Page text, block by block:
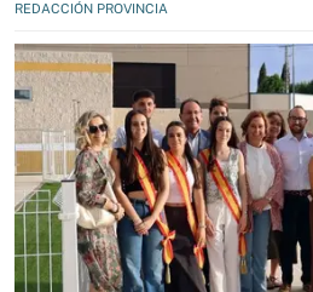
REDACCIÓN PROVINCIA